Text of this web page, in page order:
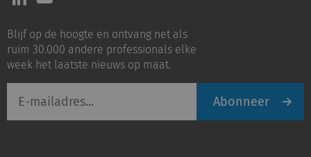
ons
LinkedIn
ons
Youtube
Blijf op de hoogte en ontvang net als
ruim 30.000 andere professionals elke
week het laatste nieuws op maat.
mailadres
Abonneer